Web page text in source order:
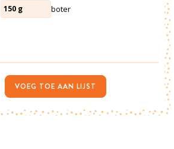
150 g boter
VOEG TOE AAN LIJST